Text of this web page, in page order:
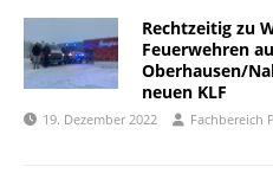
Rechtzeitig zu
Feuerwehren
Oberhausen/
neuen KLF
19. Dezember 2022 Fachbereich